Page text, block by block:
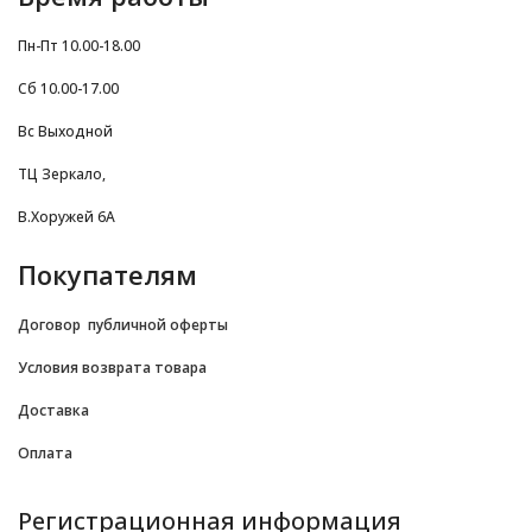
Ознакомьтесь с нашим ассортиментом и откройте
Пн-Пт 10.00-18.00
Сб 10.00-17.00
Вс Выходной
ТЦ Зеркало,
В.Хоружей 6А
Покупателям
Договор публичной оферты
Условия возврата товара
Доставка
Оплата
Регистрационная информация